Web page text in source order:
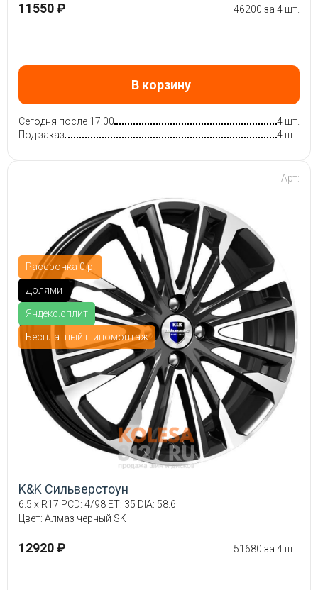
11550 ₽ 46200 за 4 шт.
В корзину
Сегодня после 17:00
4 шт.
Под заказ
4 шт.
Рассрочка 0 р.
Долями
Яндекс.сплит
Бесплатный шиномонтаж
Арт:
K&K Сильверстоун
6.5 x R17 PCD: 4/98 ET: 35 DIA: 58.6
Цвет: Алмаз черный SK
12920 ₽ 51680 за 4 шт.